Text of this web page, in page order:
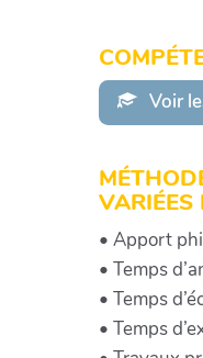
Voir
VARIÉES
• Apport
• Temps
• Temps
• Temps